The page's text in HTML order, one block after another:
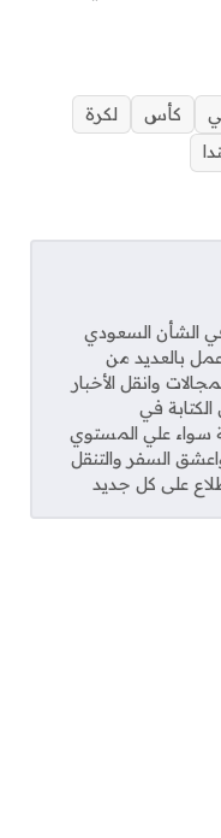
كأس
لكرة
السعودي
سنة وأعمل بالعديد من
وانقل الأخبار
في
سواء علي المستوي
السفر والتنقل
على كل جديد